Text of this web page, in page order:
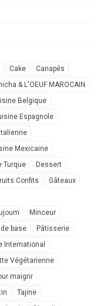
Cake
Canapés
& L'OEUF MAROCAIN
Belgique
Espagnole
Mexicaine
Turque
Dessert
Confits
Gâteaux
Minceur
base
Pâtisserie
International
Végétarienne
maigrir
Tajine